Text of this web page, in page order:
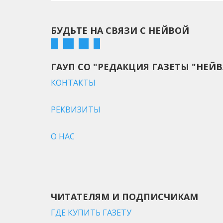
БУДЬТЕ НА СВЯЗИ С НЕЙВОЙ
ГАУП СО "РЕДАКЦИЯ ГАЗЕТЫ
КОНТАКТЫ
РЕКВИЗИТЫ
О НАС
ЧИТАТЕЛЯМ И ПОДПИСЧИКАМ
ГДЕ КУПИТЬ ГАЗЕТУ